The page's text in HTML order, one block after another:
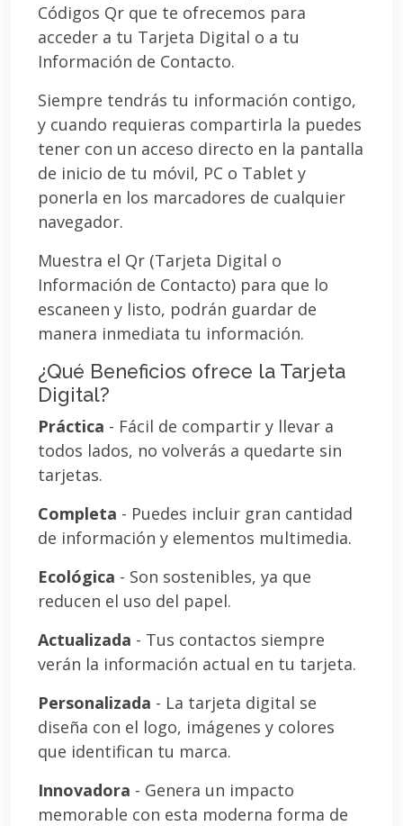
Códigos Qr que te ofrecemos para
acceder a tu Tarjeta Digital o a tu
Información de Contacto.
Siempre tendrás tu información contigo,
y cuando requieras compartirla la puedes
tener con un acceso directo en la pantalla
de inicio de tu móvil, PC o Tablet y
ponerla en los marcadores de cualquier
navegador.
Muestra el Qr (Tarjeta Digital o
Información de Contacto) para que lo
escaneen y listo, podrán guardar de
manera inmediata tu información.
¿Qué Beneficios ofrece la Tarjeta
Digital?
Práctica - Fácil de compartir y llevar a
todos lados, no volverás a quedarte sin
tarjetas.
Completa - Puedes incluir gran cantidad
de información y elementos multimedia.
Ecológica - Son sostenibles, ya que
reducen el uso del papel.
Actualizada - Tus contactos siempre
verán la información actual en tu tarjeta.
Personalizada - La tarjeta digital se
diseña con el logo, imágenes y colores
que identifican tu marca.
Innovadora - Genera un impacto
memorable con esta moderna forma de